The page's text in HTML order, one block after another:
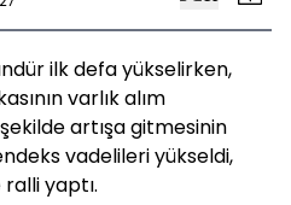
ilk defa yükselirken,
varlık alım
artışa gitmesinin
vadelileri yükseldi,
yaptı.